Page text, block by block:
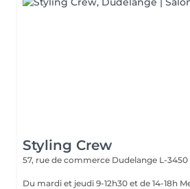
Styling Crew
57, rue de commerce Dudelange L-3450
Du mardi et jeudi 9-12h30 et de 14-18h Mercredi 9-12 et de 14-18h